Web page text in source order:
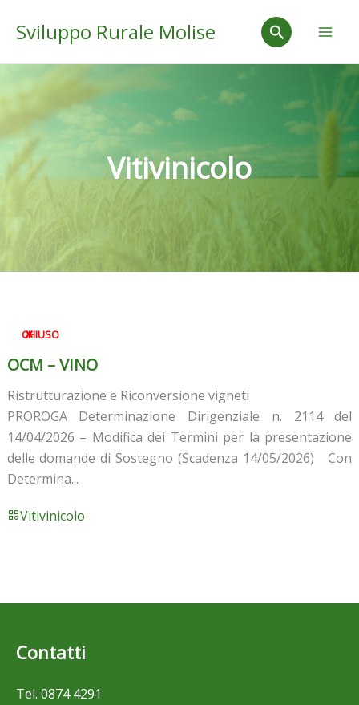
Sviluppo Rurale Molise
Cerca
Vitivinicolo
CHIUSO
OCM – VINO
Ristrutturazione e Riconversione vigneti
PROROGA Determinazione Dirigenziale n. 2114 del
14/04/2026 – Modifica dei Termini per la presentazione
delle domande di Sostegno (Scadenza 14/05/2026) Con
Determina...
Vitivinicolo
Contatti
Tel. 0874 4291